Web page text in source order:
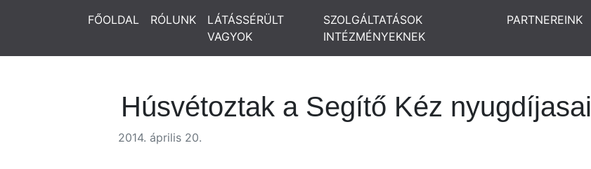
FŐOLDAL RÓLUNK
LÁTÁSSÉRÜLT
VAGYOK
SZOLGÁLTATÁSOK
INTÉZMÉNYEKNEK
PARTNEREINK
Húsvétoztak a Segítő Kéz nyugdíjasai
2014. április 20.